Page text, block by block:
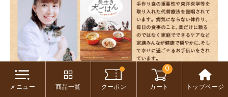
メニュー 商品一覧 クーポン
0
カート トップページ